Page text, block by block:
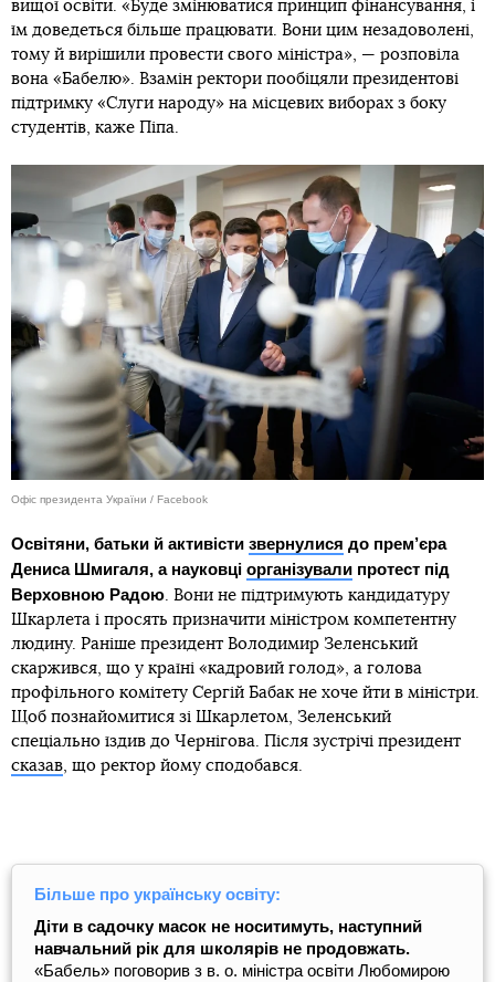
вищої освіти. «Буде змінюватися принцип фінансування, і
їм доведеться більше працювати. Вони цим незадоволені,
тому й вирішили провести свого міністра», — розповіла
вона «Бабелю». Взамін ректори пообіцяли президентові
підтримку «Слуги народу» на місцевих виборах з боку
студентів, каже Піпа.
Офіс президента України / Facebook
Освітяни, батьки й активісти звернулися до прем’єра
Дениса Шмигаля, а науковці організували протест під
Верховною Радою. Вони не підтримують кандидатуру
Шкарлета і просять призначити міністром компетентну
людину. Раніше президент Володимир Зеленський
скаржився, що у країні «кадровий голод», а голова
профільного комітету Сергій Бабак не хоче йти в міністри.
Щоб познайомитися зі Шкарлетом, Зеленський
спеціально їздив до Чернігова. Після зустрічі президент
сказав, що ректор йому сподобався.
Більше про українську освіту:
Діти в садочку масок не носитимуть, наступний
навчальний рік для школярів не продовжать.
«Бабель» поговорив з в. о. міністра освіти Любомирою